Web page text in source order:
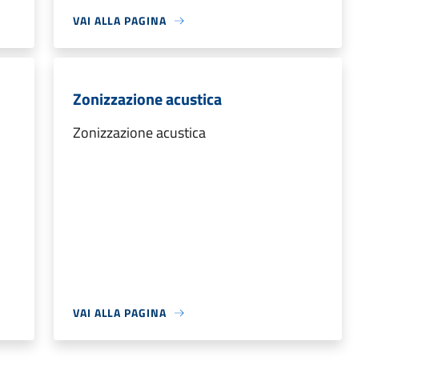
VAI ALLA PAGINA
Zonizzazione acustica
Zonizzazione acustica
VAI ALLA PAGINA